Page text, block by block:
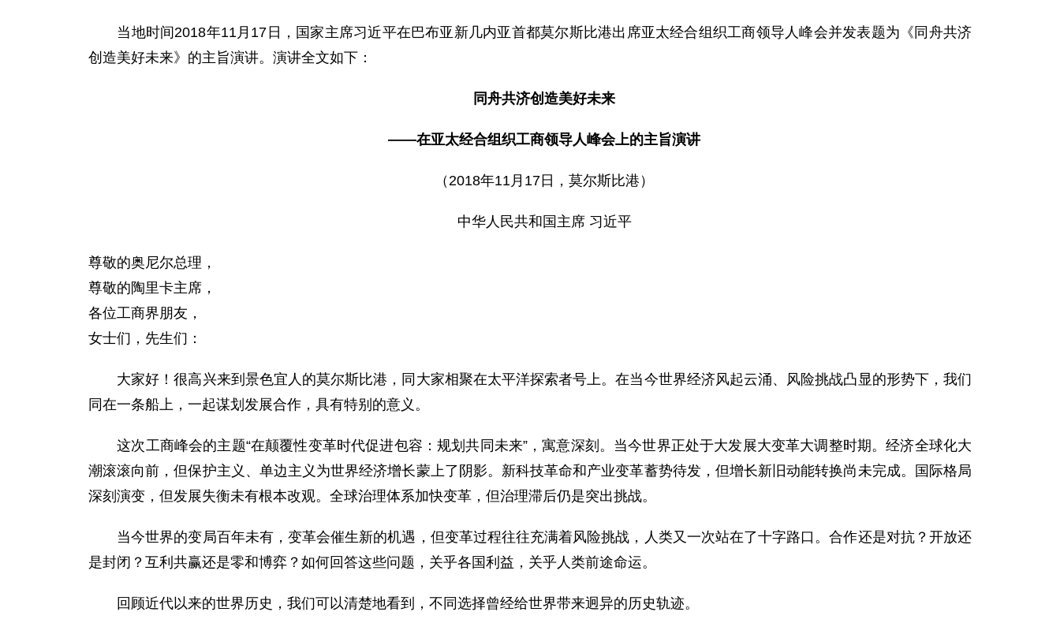
当地时间2018年11月17日，国家主席习近平在巴布亚新几内亚首都莫尔斯比港出席亚太经合组织工商领导人峰会并发表题为《同舟共济
创造美好未来》的主旨演讲。演讲全文如下：
同舟共济创造美好未来
——在亚太经合组织工商领导人峰会上的主旨演讲
（2018年11月17日，莫尔斯比港）
中华人民共和国主席 习近平
尊敬的奥尼尔总理，
尊敬的陶里卡主席，
各位工商界朋友，
女士们，先生们：
大家好！很高兴来到景色宜人的莫尔斯比港，同大家相聚在太平洋探索者号上。在当今世界经济风起云涌、风险挑战凸显的形势下，我们
同在一条船上，一起谋划发展合作，具有特别的意义。
这次工商峰会的主题“在颠覆性变革时代促进包容：规划共同未来”，寓意深刻。当今世界正处于大发展大变革大调整时期。经济全球化大
潮滚滚向前，但保护主义、单边主义为世界经济增长蒙上了阴影。新科技革命和产业变革蓄势待发，但增长新旧动能转换尚未完成。国际格局
深刻演变，但发展失衡未有根本改观。全球治理体系加快变革，但治理滞后仍是突出挑战。
当今世界的变局百年未有，变革会催生新的机遇，但变革过程往往充满着风险挑战，人类又一次站在了十字路口。合作还是对抗？开放还
是封闭？互利共赢还是零和博弈？如何回答这些问题，关乎各国利益，关乎人类前途命运。
回顾近代以来的世界历史，我们可以清楚地看到，不同选择曾经给世界带来迥异的历史轨迹。